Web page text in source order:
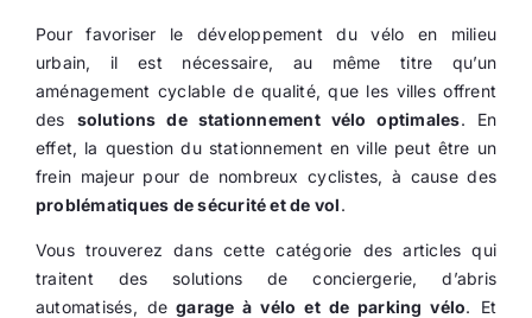
Pour favoriser le développement du vélo en milieu
urbain, il est nécessaire, au même titre qu’un
aménagement cyclable de qualité, que les villes offrent
des solutions de stationnement vélo optimales. En
effet, la question du stationnement en ville peut être un
frein majeur pour de nombreux cyclistes, à cause des
problématiques de sécurité et de vol.
Vous trouverez dans cette catégorie des articles qui
traitent des solutions de conciergerie, d’abris
automatisés, de garage à vélo et de parking vélo. Et